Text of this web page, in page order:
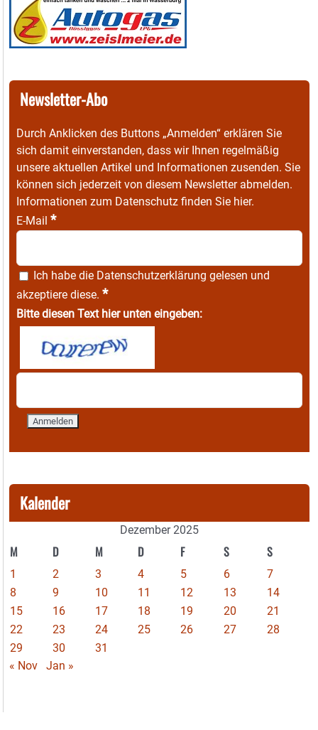
Newsletter-Abo
Durch Anklicken des Buttons „Anmelden“ erklären Sie
sich damit einverstanden, dass wir Ihnen regelmäßig
unsere aktuellen Artikel und Informationen zusenden. Sie
können sich jederzeit von diesem Newsletter abmelden.
Informationen zum Datenschutz finden Sie hier.
E-Mail *
Ich habe die Datenschutzerklärung gelesen und
akzeptiere diese. *
Bitte diesen Text hier unten eingeben:
Kalender
Dezember 2025
M D M D F S S
1 2 3 4 5 6
7
8
9 10 11 12 13
14
15
16 17 18 19 20
21
22
23 24 25 26 27
28
29
30
31
« Nov
Jan »